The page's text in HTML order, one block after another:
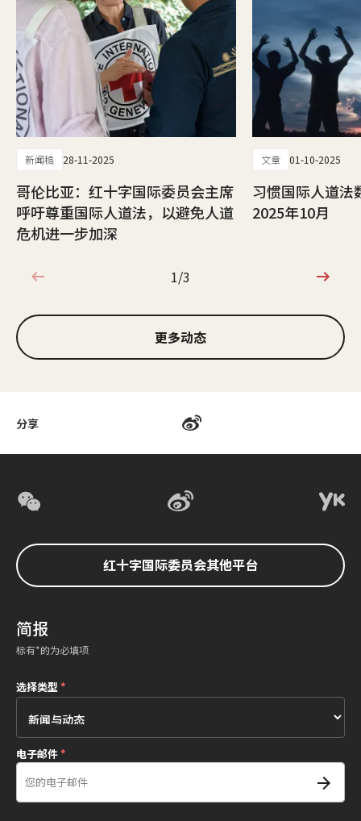
分享
新闻稿 28-11-2025
哥伦比亚：红十字国际委员会主席
呼吁尊重国际人道法，以避免人道
危机进一步加深
文章 01-10-2025
习惯国际人道
2025年10月
1/3
1/3
更多动态
红十字国际委员会其他平台
简报
标有*的为必填项
选择类型*
电子邮件*